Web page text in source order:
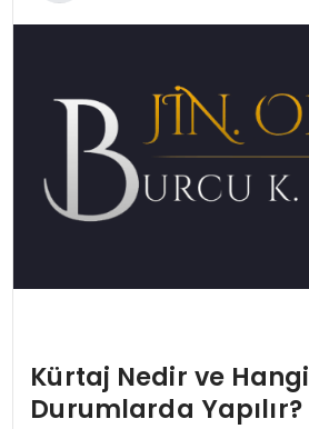
Kürtaj Nedir ve Hangi
Durumlarda Yapılır?